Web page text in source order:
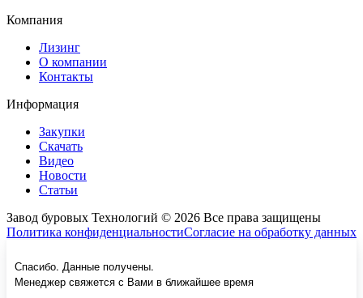
Компания
Лизинг
О компании
Контакты
Информация
Закупки
Скачать
Видео
Новости
Статьи
Завод буровых Технологий © 2026 Все права защищены
Политика конфиденциальностиСогласие на обработку данных
Спасибо. Данные получены.
Менеджер свяжется с Вами в ближайшее время